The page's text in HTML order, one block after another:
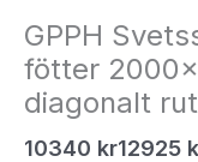
GPPH
fötter
diagonalt
10340 kr12925
mm
fi
16
diagonalt